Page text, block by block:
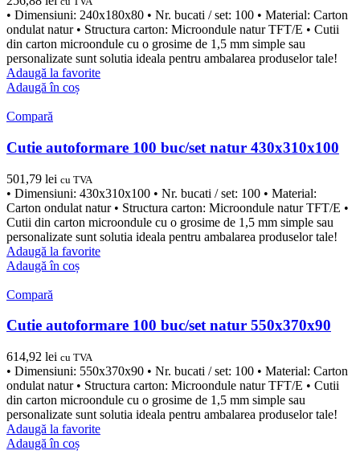
• Dimensiuni: 240x180x80 • Nr. bucati / set: 100 • Material: Carton
ondulat natur • Structura carton: Microondule natur TFT/E • Cutii
din carton microondule cu o grosime de 1,5 mm simple sau
personalizate sunt solutia ideala pentru ambalarea produselor tale!
Adaugă la favorite
Adaugă în coș
Compară
Cutie autoformare 100 buc/set natur 430x310x100
501,79 lei cu TVA
• Dimensiuni: 430x310x100 • Nr. bucati / set: 100 • Material:
Carton ondulat natur • Structura carton: Microondule natur TFT/E •
Cutii din carton microondule cu o grosime de 1,5 mm simple sau
personalizate sunt solutia ideala pentru ambalarea produselor tale!
Adaugă la favorite
Adaugă în coș
Compară
Cutie autoformare 100 buc/set natur 550x370x90
614,92 lei cu TVA
• Dimensiuni: 550x370x90 • Nr. bucati / set: 100 • Material: Carton
ondulat natur • Structura carton: Microondule natur TFT/E • Cutii
din carton microondule cu o grosime de 1,5 mm simple sau
personalizate sunt solutia ideala pentru ambalarea produselor tale!
Adaugă la favorite
Adaugă în coș